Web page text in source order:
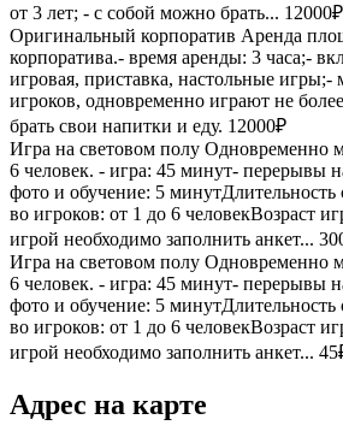
от 3 лет; - с собой можно брать... 12000₽
Оригинальный корпоратив Аренда
корпоратива.- время аренды: 3 часа;-
игровая, приставка, настольные игры;-
игроков, одновременно играют не
брать свои напитки и еду. 12000₽
Игра на световом полу Одновременно
6 человек. - игра: 45 минут- перерывы
фото и обучение: 5 минутДлительность
во игроков: от 1 до 6 человекВозраст
игрой необходимо заполнить анкет...
Игра на световом полу Одновременно
6 человек. - игра: 45 минут- перерывы
фото и обучение: 5 минутДлительность
во игроков: от 1 до 6 человекВозраст
игрой необходимо заполнить анкет...
Адрес на карте